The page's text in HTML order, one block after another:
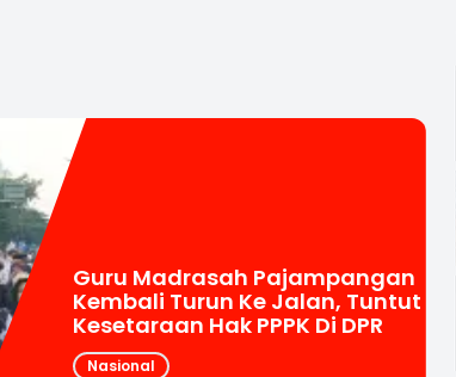
Guru Madrasah Pajampangan
Kembali Turun Ke Jalan, Tuntut
Kesetaraan Hak PPPK Di DPR
Nasional